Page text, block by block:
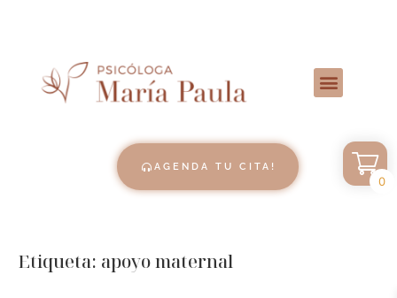
AGENDA TU CITA!
Etiqueta: apoyo maternal
0